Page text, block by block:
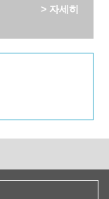
> 자세히